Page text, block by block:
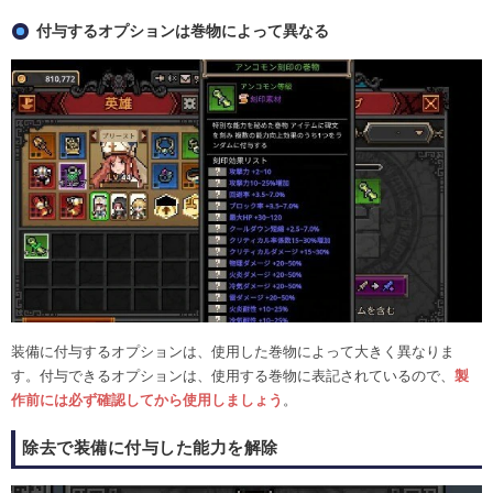
付与するオプションは巻物によって異なる
装備に付与するオプションは、使用した巻物によって大きく異なりま
す。付与できるオプションは、使用する巻物に表記されているので、 製
作前には必ず確認してから使用しましょう 。
除去で装備に付与した能力を解除